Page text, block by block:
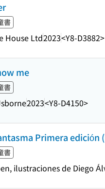
書
House Ltd2023<Y8-D3882>
me
書
2023<Y8-D4150>
Primera edición
書
ilustraciones de Diego